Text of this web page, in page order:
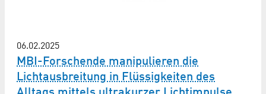
06.02.2025
MBI-Forschende manipulieren die
Lichtausbreitung in Flüssigkeiten des